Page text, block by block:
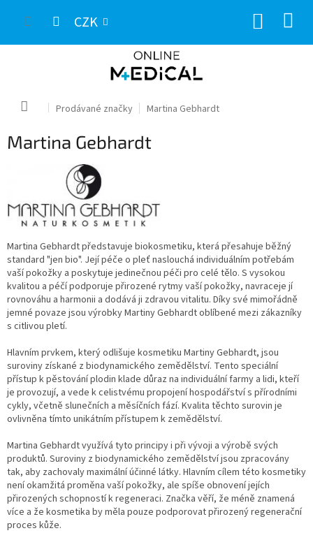
CZK
Domů Prodávané značky Martina Gebhardt
Martina Gebhardt
Martina Gebhardt představuje biokosmetiku, která přesahuje běžný
standard "jen bio". Její péče o pleť naslouchá individuálním potřebám
vaší pokožky a poskytuje jedinečnou péči pro celé tělo. S vysokou
kvalitou a péčí podporuje přirozené rytmy vaší pokožky, navraceje jí
rovnováhu a harmonii a dodává ji zdravou vitalitu. Díky své mimořádně
jemné povaze jsou výrobky Martiny Gebhardt oblíbené mezi zákazníky
s citlivou pletí.
Hlavním prvkem, který odlišuje kosmetiku Martiny Gebhardt, jsou
suroviny získané z biodynamického zemědělství. Tento speciální
přístup k pěstování plodin klade důraz na individuální farmy a lidi, kteří
je provozují, a vede k celistvému propojení hospodářství s přírodními
cykly, včetně slunečních a měsíčních fází. Kvalita těchto surovin je
ovlivněna tímto unikátním přístupem k zemědělství.
Martina Gebhardt využívá tyto principy i při vývoji a výrobě svých
produktů. Suroviny z biodynamického zemědělství jsou zpracovány
tak, aby zachovaly maximální účinné látky. Hlavním cílem této kosmetiky
není okamžitá proměna vaší pokožky, ale spíše obnovení jejích
přirozených schopností k regeneraci. Značka věří, že méně znamená
více a že kosmetika by měla pouze podporovat přirozený regenerační
proces kůže.